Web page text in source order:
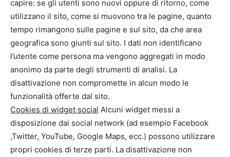
capire: se gli utenti sono nuovi oppure di ritorno, come
utilizzano il sito, come si muovono tra le pagine, quanto
tempo rimangono sulle pagine e sul sito, da che area
geografica sono giunti sul sito. I dati non identificano
l’utente come persona ma vengono aggregati in modo
anonimo da parte degli strumenti di analisi. La
disattivazione non compromette in alcun modo le
funzionalità offerte dal sito.
Cookies di widget social Alcuni widget messi a
disposizione dai social network (ad esempio Facebook
,Twitter, YouTube, Google Maps, ecc.) possono utilizzare
propri cookies di terze parti. La disattivazione non